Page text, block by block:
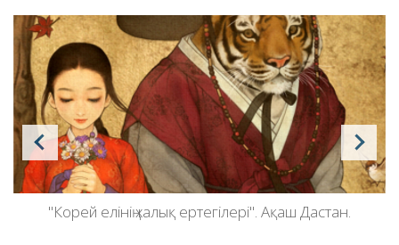
"Корей елінің халық ертегілері". Ақаш Дастан.